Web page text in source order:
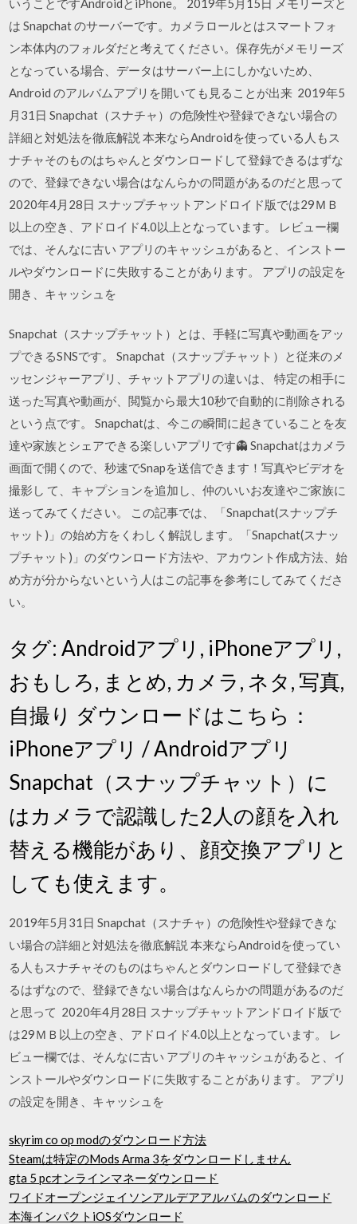
は Snapchat のサーバーです。カメラロールとはスマートフォ
ン本体内のフォルダだと考えてください。保存先がメモリーズ
となっている場合、データはサーバー上にしかないため、
Android のアルバムアプリを開いても見ることが出来 2019年5
月31日 Snapchat（スナチャ）の危険性や登録できない場合の
詳細と対処法を徹底解説 本来ならAndroidを使っている人もス
ナチャそのものはちゃんとダウンロードして登録できるはずな
ので、登録できない場合はなんらかの問題があるのだと思って
2020年4月28日 スナップチャットアンドロイド版では29ＭＢ
以上の空き、アドロイド4.0以上となっています。 レビュー欄
では、そんなに古い アプリのキャッシュがあると、インストー
ルやダウンロードに失敗することがあります。 アプリの設定を
開き、キャッシュを
Snapchat（スナップチャット）とは、手軽に写真や動画をアッ
プできるSNSです。 Snapchat（スナップチャット）と従来のメ
ッセンジャーアプリ、チャットアプリの違いは、 特定の相手に
送った写真や動画が、閲覧から最大10秒で自動的に削除される
という点です。 Snapchatは、今この瞬間に起きていることを友
達や家族とシェアできる楽しいアプリです👻 Snapchatはカメラ
画面で開くので、秒速でSnapを送信できます！写真やビデオを
撮影し て、キャプションを追加し、仲のいいお友達やご家族に
送ってみてください。 この記事では、「Snapchat(スナップチ
ャット)」の始め方をくわしく解説します。「Snapchat(スナッ
プチャット)」のダウンロード方法や、アカウント作成方法、始
め方が分からないという人はこの記事を参考にしてみてくださ
い。
タグ: Androidアプリ, iPhoneアプリ,
おもしろ, まとめ, カメラ, ネタ, 写真,
自撮り ダウンロードはこちら：
iPhoneアプリ / Androidアプリ
Snapchat（スナップチャット）に
はカメラで認識した2人の顔を入れ
替える機能があり、顔交換アプリと
しても使えます。
2019年5月31日 Snapchat（スナチャ）の危険性や登録できな
い場合の詳細と対処法を徹底解説 本来ならAndroidを使ってい
る人もスナチャそのものはちゃんとダウンロードして登録でき
るはずなので、登録できない場合はなんらかの問題があるのだ
と思って 2020年4月28日 スナップチャットアンドロイド版で
は29ＭＢ以上の空き、アドロイド4.0以上となっています。 レ
ビュー欄では、そんなに古い アプリのキャッシュがあると、イ
ンストールやダウンロードに失敗することがあります。 アプリ
の設定を開き、キャッシュを
skyrim co op modのダウンロード方法
Steamは特定のMods Arma 3をダウンロードしません
gta 5 pcオンラインマネーダウンロード
ワイドオープンジェイソンアルデアアルバムのダウンロード
本海インパクトiOSダウンロード